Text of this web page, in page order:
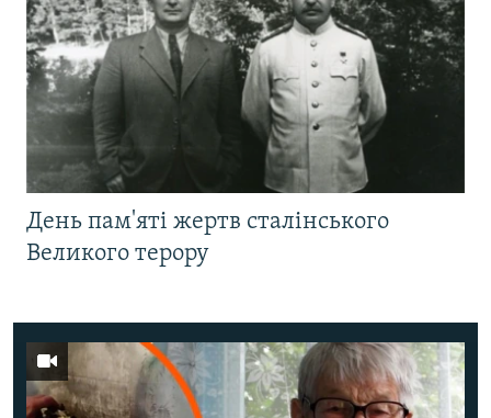
День пам'яті жертв сталінського
Великого терору